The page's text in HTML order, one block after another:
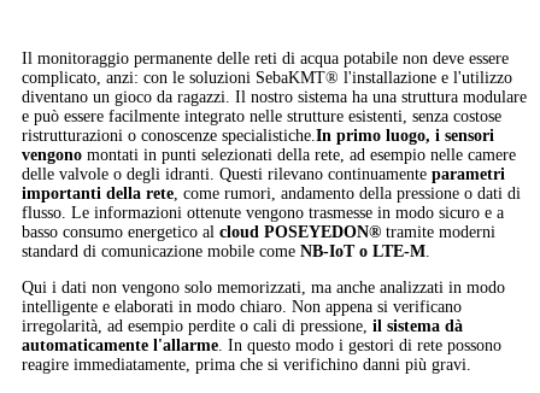
Il monitoraggio permanente delle reti di acqua potabile non deve essere
complicato, anzi: con le soluzioni SebaKMT® l'installazione e l'utilizzo
diventano un gioco da ragazzi. Il nostro sistema ha una struttura modulare
e può essere facilmente integrato nelle strutture esistenti, senza costose
ristrutturazioni o conoscenze specialistiche.In primo luogo, i sensori
vengono montati in punti selezionati della rete, ad esempio nelle camere
delle valvole o degli idranti. Questi rilevano continuamente parametri
importanti della rete, come rumori, andamento della pressione o dati di
flusso. Le informazioni ottenute vengono trasmesse in modo sicuro e a
basso consumo energetico al cloud POSEYEDON® tramite moderni
standard di comunicazione mobile come NB-IoT o LTE-M.
Qui i dati non vengono solo memorizzati, ma anche analizzati in modo
intelligente e elaborati in modo chiaro. Non appena si verificano
irregolarità, ad esempio perdite o cali di pressione, il sistema dà
automaticamente l'allarme. In questo modo i gestori di rete possono
reagire immediatamente, prima che si verifichino danni più gravi.